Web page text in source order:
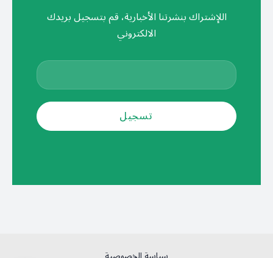
اللإشتراك بنشرتنا الأخبارية، قم بتسجيل بريدك
الالكتروني